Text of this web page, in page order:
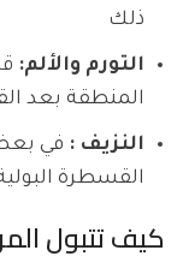
ذلك
التورم والألم:
المنطقة بعد
النزيف : في
القسطرة
كيف تتبول